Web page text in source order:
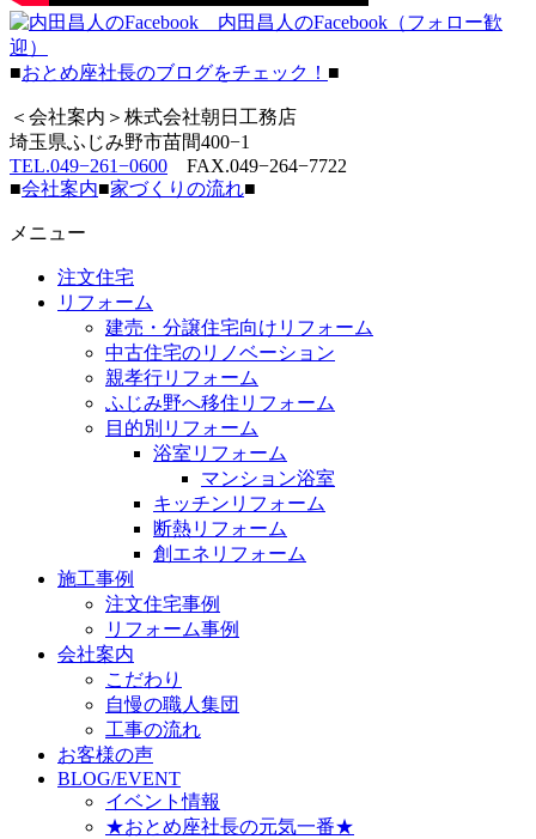
内田昌人のFacebook（フォロー歓
迎）
■おとめ座社長のブログをチェック！ ■
＜会社案内＞株式会社朝日工務店
埼玉県ふじみ野市苗間400−1
TEL.049−261−0600 FAX.049−264−7722
■会社案内■家づくりの流れ■
メニュー
注文住宅
リフォーム
建売・分譲住宅向けリフォーム
中古住宅のリノベーション
親孝行リフォーム
ふじみ野へ移住リフォーム
目的別リフォーム
浴室リフォーム
マンション浴室
キッチンリフォーム
断熱リフォーム
創エネリフォーム
施工事例
注文住宅事例
リフォーム事例
会社案内
こだわり
自慢の職人集団
工事の流れ
お客様の声
BLOG/EVENT
イベント情報
★おとめ座社長の元気一番★